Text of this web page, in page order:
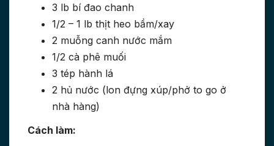
3 lb bí đao chanh
1/2 – 1 lb thịt heo bầm/xay
2 muỗng canh nước mắm
1/2 cà phê muối
3 tép hành lá
2 hủ nước (lon đựng xúp/phở to go ở
nhà hàng)
Cách làm: